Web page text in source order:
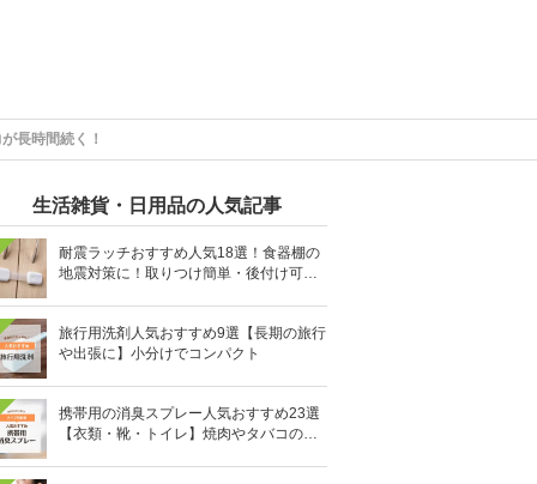
長時間続く！
生活雑貨・日用品の人気記事
耐震ラッチおすすめ人気18選！食器棚の
地震対策に！取りつけ簡単・後付け可能
旅行用洗剤人気おすすめ9選【長期の旅行
や出張に】小分けでコンパクト
携帯用の消臭スプレー人気おすすめ23選
【衣類・靴・トイレ】焼肉やタバコのニ